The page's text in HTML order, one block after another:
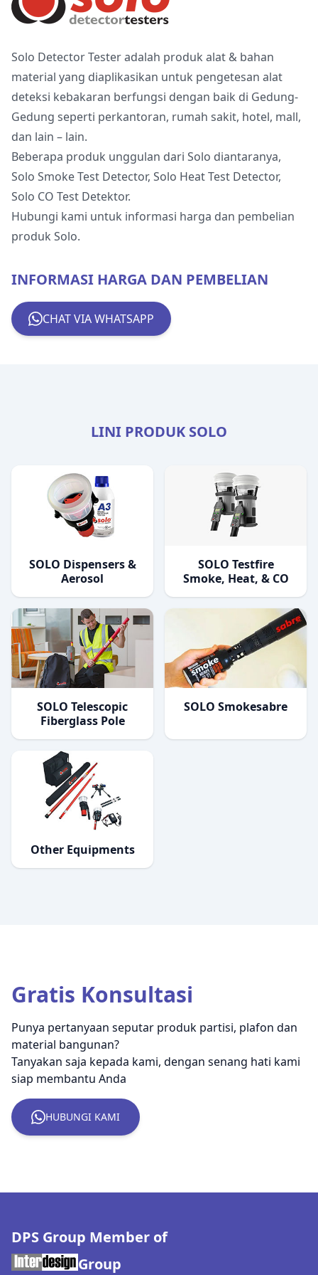
Solo Detector Tester adalah produk alat & bahan
material yang diaplikasikan untuk pengetesan alat
deteksi kebakaran berfungsi dengan baik di Gedung-
Gedung seperti perkantoran, rumah sakit, hotel, mall,
dan lain – lain.
Beberapa produk unggulan dari Solo diantaranya,
Solo Smoke Test Detector, Solo Heat Test Detector,
Solo CO Test Detektor.
Hubungi kami untuk informasi harga dan pembelian
produk Solo.
INFORMASI HARGA DAN PEMBELIAN
CHAT VIA WHATSAPP
LINI PRODUK SOLO
SOLO Dispensers &
Aerosol
SOLO Testfire
Smoke, Heat, & CO
SOLO Telescopic
Fiberglass Pole
SOLO Smokesabre
Other Equipments
Gratis Konsultasi
Punya pertanyaan seputar produk partisi, plafon dan
material bangunan?
Tanyakan saja kepada kami, dengan senang hati kami
siap membantu Anda
HUBUNGI KAMI
DPS Group Member of
Group